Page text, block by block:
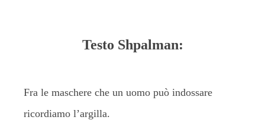
Testo Shpalman:
Fra le maschere che un uomo può indossare
ricordiamo l’argilla.